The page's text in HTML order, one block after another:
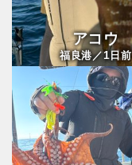
アコウ
福良港／1 日前